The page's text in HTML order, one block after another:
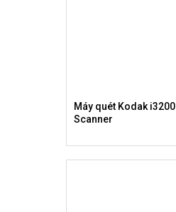
Máy quét Kodak i3200
Scanner